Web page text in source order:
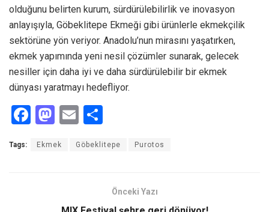
olduğunu belirten kurum, sürdürülebilirlik ve inovasyon
anlayışıyla, Göbeklitepe Ekmeği gibi ürünlerle ekmekçilik
sektörüne yön veriyor. Anadolu’nun mirasını yaşatırken,
ekmek yapımında yeni nesil çözümler sunarak, gelecek
nesiller için daha iyi ve daha sürdürülebilir bir ekmek
dünyası yaratmayı hedefliyor.
F
ce
M
st
E
ail ar
Tags: Ekmek Göbeklitepe Purotos
Önceki Yazı